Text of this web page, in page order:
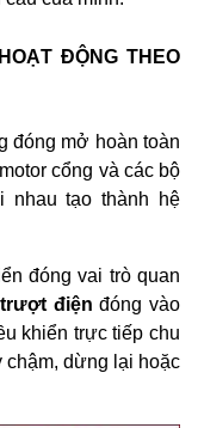
ĐỘNG THEO
đóng mở hoàn toàn
cổng và các bộ
nhau tạo thành hệ
đóng vai trò quan
điện đóng vào
khiển trực tiếp chu
chậm, dừng lại hoặc